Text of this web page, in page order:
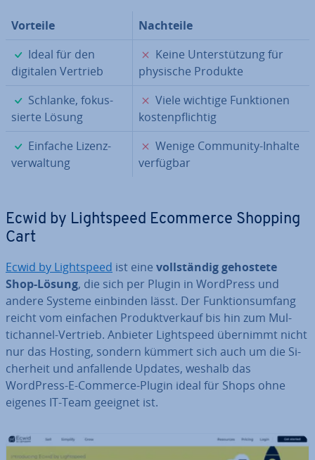
Vorteile
Nachteile
✓
Ideal für den
digitalen Vertrieb
✗
Keine Un­ter­stüt­zung für
physische Produkte
✓
Schlanke, fo­kus­
sier­te Lösung
✗
Viele wichtige Funk­tio­nen
kos­ten­pflich­tig
✓
Einfache Li­zenz­
ver­wal­tung
✗
Wenige Community-Inhalte
verfügbar
Ecwid by Lightspeed Ecommerce Shopping
Cart
Ecwid by Lightspeed ist eine voll­stän­dig gehostete
Shop-Lösung, die sich per Plugin in WordPress und
andere Systeme einbinden lässt. Der Funk­ti­ons­um­fang
reicht vom einfachen Pro­dukt­ver­kauf bis hin zum Mul­
tich­an­nel-Vertrieb. Anbieter Lightspeed übernimmt nicht
nur das Hosting, sondern kümmert sich auch um die Si­
cher­heit und an­fal­len­de Updates, weshalb das
WordPress-E-Commerce-Plugin ideal für Shops ohne
eigenes IT-Team geeignet ist.